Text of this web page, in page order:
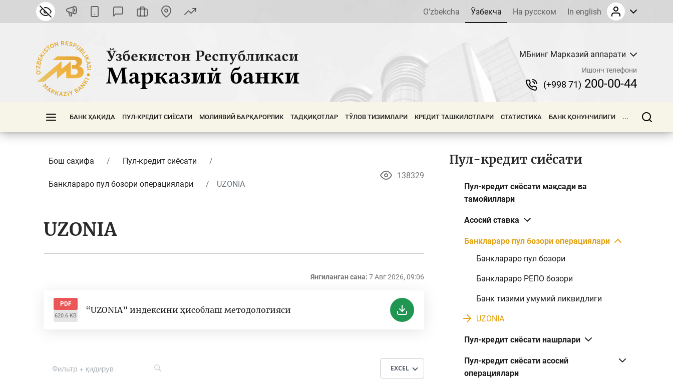
O’zbekcha Ўзбекча На русском In english
МБнинг Марказий аппарати
Ишонч телефони
(+998 71) 200-00-44
БАНК ҲАҚИДА ПУЛ-КРЕДИТ СИЁСАТИ МОЛИЯВИЙ БАРҚАРОРЛИК ТАДҚИҚОТЛАР ТЎЛОВ ТИЗИМЛАРИ КРЕДИТ ТАШКИЛОТЛАРИ СТАТИСТИКА БАНК ҚОНУНЧИЛИГИ ...
Бош саҳифа Пул-кредит сиёсати
Банклараро пул бозори операциялари UZONIA
138329
UZONIA
Янгиланган сана: 7 Авг 2026, 09:06
PDF
620.6 KB
“UZONIA” индексини ҳисоблаш методологияси
EXCEL
Пул-кредит сиёсати
Пул-кредит сиёсати мақсади ва
тамойиллари
Асосий ставка
Банклараро пул бозори операциялари
Банклараро пул бозори
Банклараро РЕПО бозори
Банк тизими умумий ликвидлиги
UZONIA
Пул-кредит сиёсати нашрлари
Пул-кредит сиёсати асосий
операциялари